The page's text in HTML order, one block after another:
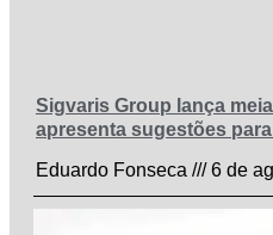
Sigvaris Group lança
apresenta sugestões
Eduardo Fonseca
6 de